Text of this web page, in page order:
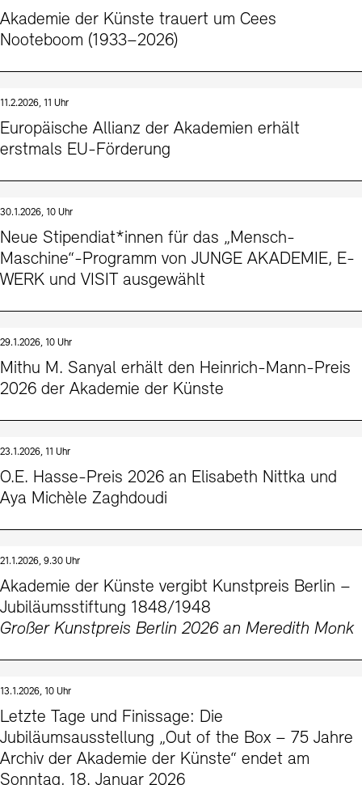
Akademie der Künste trauert um Cees
Nooteboom (1933–2026)
11.2.2026, 11 Uhr
Europäische Allianz der Akademien erhält
erstmals EU-Förderung
30.1.2026, 10 Uhr
Neue Stipendiat*innen für das „Mensch-
Maschine“-Programm von JUNGE AKADEMIE, E-
WERK und VISIT ausgewählt
29.1.2026, 10 Uhr
Mithu M. Sanyal erhält den Heinrich-Mann-Preis
2026 der Akademie der Künste
23.1.2026, 11 Uhr
O.E. Hasse-Preis 2026 an Elisabeth Nittka und
Aya Michèle Zaghdoudi
21.1.2026, 9.30 Uhr
Akademie der Künste vergibt Kunstpreis Berlin –
Jubiläumsstiftung 1848/1948
Großer Kunstpreis Berlin 2026 an Meredith Monk
13.1.2026, 10 Uhr
Letzte Tage und Finissage: Die
Jubiläumsausstellung „Out of the Box – 75 Jahre
Archiv der Akademie der Künste“ endet am
Sonntag, 18. Januar 2026